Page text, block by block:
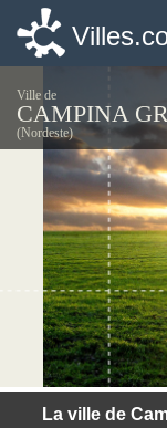
Ville de
CAMPINA
(Nordeste)
La ville de